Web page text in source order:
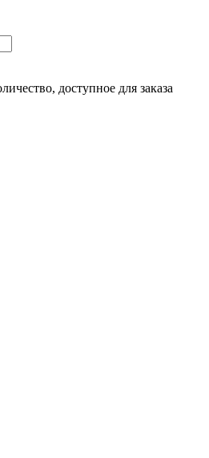
доступное для заказа